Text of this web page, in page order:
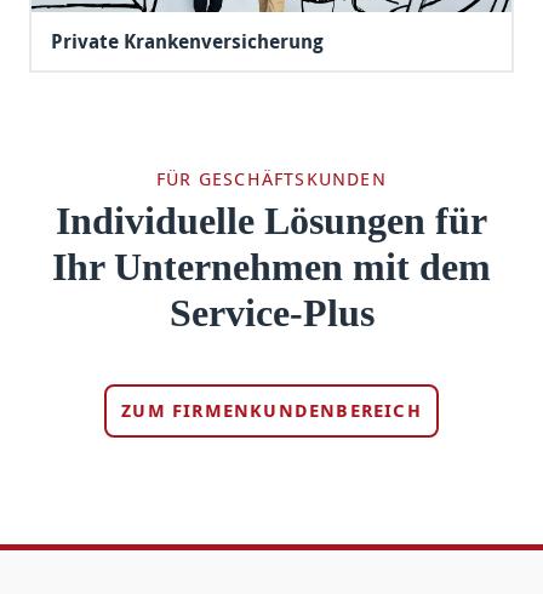
Private Krankenversicherung
FÜR GESCHÄFTSKUNDEN
Individuelle Lösungen für
Ihr Unternehmen mit dem
Service-Plus
ZUM FIRMENKUNDENBEREICH